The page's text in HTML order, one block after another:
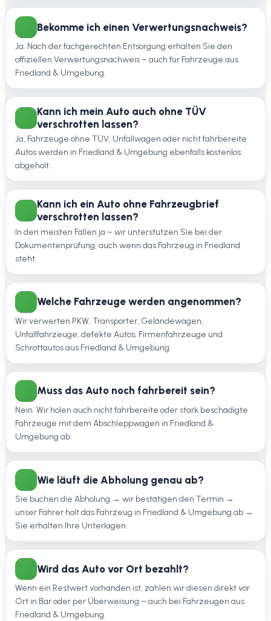
Bekomme ich einen Verwertungsnachweis?
Ja. Nach der fachgerechten Entsorgung erhalten Sie den
offiziellen Verwertungsnachweis – auch für Fahrzeuge aus
Friedland & Umgebung.
Kann ich mein Auto auch ohne TÜV
verschrotten lassen?
Ja, Fahrzeuge ohne TÜV, Unfallwagen oder nicht fahrbereite
Autos werden in Friedland & Umgebung ebenfalls kostenlos
abgeholt.
Kann ich ein Auto ohne Fahrzeugbrief
verschrotten lassen?
In den meisten Fällen ja – wir unterstützen Sie bei der
Dokumentenprüfung, auch wenn das Fahrzeug in Friedland
steht.
Welche Fahrzeuge werden angenommen?
Wir verwerten PKW, Transporter, Geländewagen,
Unfallfahrzeuge, defekte Autos, Firmenfahrzeuge und
Schrottautos aus Friedland & Umgebung.
Muss das Auto noch fahrbereit sein?
Nein. Wir holen auch nicht fahrbereite oder stark beschädigte
Fahrzeuge mit dem Abschleppwagen in Friedland &
Umgebung ab.
Wie läuft die Abholung genau ab?
Sie buchen die Abholung → wir bestätigen den Termin →
unser Fahrer holt das Fahrzeug in Friedland & Umgebung ab →
Sie erhalten Ihre Unterlagen.
Wird das Auto vor Ort bezahlt?
Wenn ein Restwert vorhanden ist, zahlen wir diesen direkt vor
Ort in Bar oder per Überweisung – auch bei Fahrzeugen aus
Friedland & Umgebung.